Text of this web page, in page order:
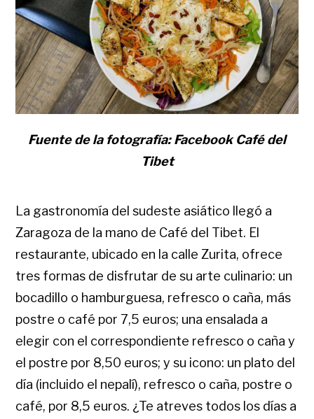
Fuente de la fotografía: Facebook Café del
Tibet
La gastronomía del sudeste asiático llegó a
Zaragoza de la mano de Café del Tibet. El
restaurante, ubicado en la calle Zurita, ofrece
tres formas de disfrutar de su arte culinario: un
bocadillo o hamburguesa, refresco o caña, más
postre o café por 7,5 euros; una ensalada a
elegir con el correspondiente refresco o caña y
el postre por 8,50 euros; y su icono: un plato del
día (incluido el nepalí), refresco o caña, postre o
café, por 8,5 euros. ¿Te atreves todos los días a